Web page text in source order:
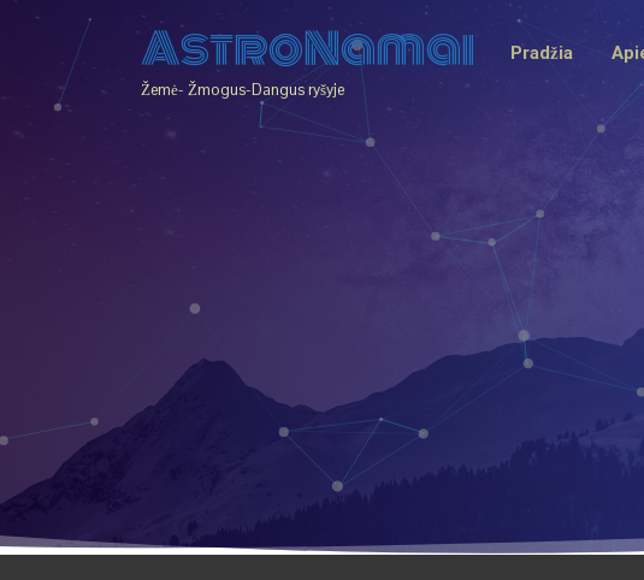
AstroNamai
Žemė- Žmogus-Dangus ryšyje
Pradžia